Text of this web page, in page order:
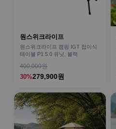
원스위크라이프
원스위크라이프 캠핑 IGT 접이식
테이블 P1 5.0 유닛, 블랙
400,000원
30%279,900원